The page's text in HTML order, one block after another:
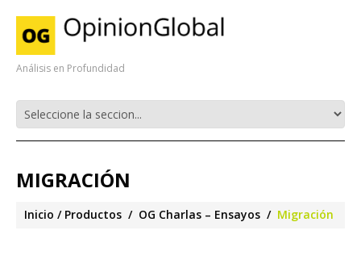
Análisis en Profundidad
MIGRACIÓN
Inicio Productos OG Charlas – Ensayos Migración